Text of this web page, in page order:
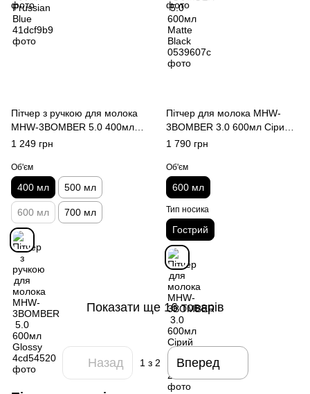
Пітчер з ручкою для молока
MHW-3BOMBER 5.0 400мл
Glossy
1 249 грн
Об'єм
400 мл 500 мл
600 мл 700 мл
Пітчер для молока MHW-
3BOMBER 3.0 600мл Сірий
(Гострий носик)
1 790 грн
Об'єм
600 мл
Тип носика
Гострий
Показати ще 16 товарів
Назад 1 з 2 Вперед